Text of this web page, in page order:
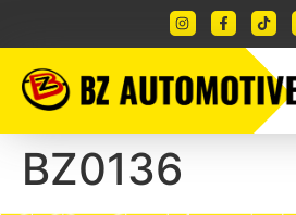
BZ0136